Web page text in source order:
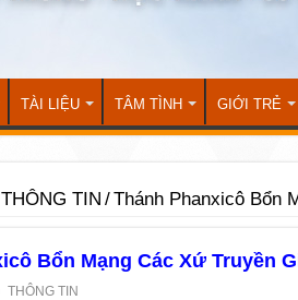
TÀI LIỆU TÂM TÌNH GIỚI TRẺ
THÔNG TIN /Thánh Phanxicô Bổn
Bổn Mạng Các Xứ Truyền
THÔNG TIN